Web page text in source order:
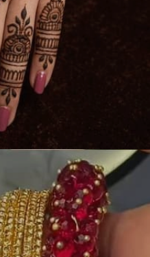
ಡಿಸೈನ್
ಗಾಜಿನ ಬಳೆಗಳ ಜೊತೆ ಈ
ಪ್ಲೇನ್ ಗಾಜಿನ ಬಳೆಗಳ ಮಧ್ಯೆ
ಕಾಣುತ್ತೆ.